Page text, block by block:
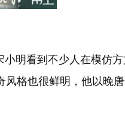
明看到不少人在模仿
格也很鲜明，他以晚